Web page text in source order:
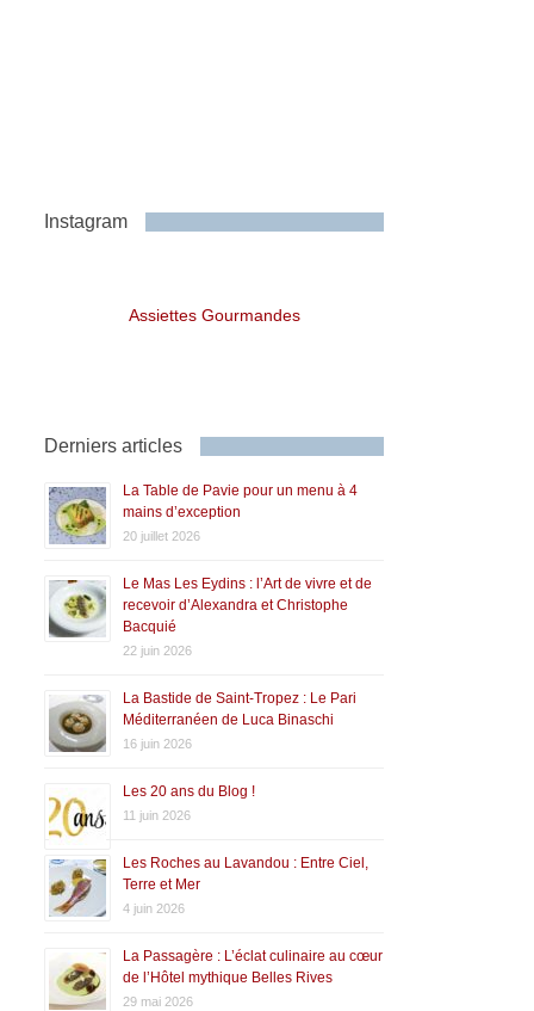
Instagram
Assiettes Gourmandes
Derniers articles
La Table de Pavie pour un menu à 4
mains d’exception
20 juillet 2026
Le Mas Les Eydins : l’Art de vivre et de
recevoir d’Alexandra et Christophe
Bacquié
22 juin 2026
La Bastide de Saint-Tropez : Le Pari
Méditerranéen de Luca Binaschi
16 juin 2026
Les 20 ans du Blog !
11 juin 2026
Les Roches au Lavandou : Entre Ciel,
Terre et Mer
4 juin 2026
La Passagère : L’éclat culinaire au cœur
de l’Hôtel mythique Belles Rives
29 mai 2026